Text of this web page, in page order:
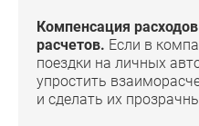
Компенсация
расчетов. Если в
поездки на личных
упростить
и сделать их